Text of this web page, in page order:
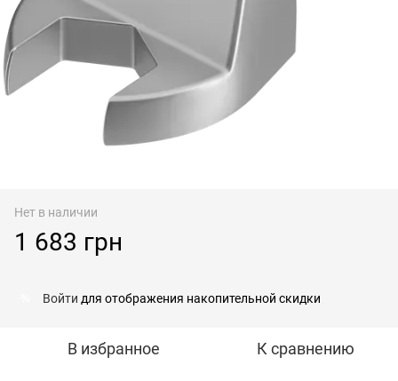
Нет в наличии
1 683 грн
Войти для отображения накопительной скидки
В избранное К сравнению